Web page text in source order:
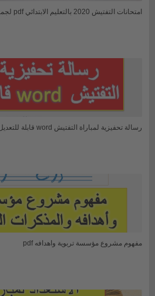
امتحانات التفتيش 2020 بالتعليم الابتدائي pdf لجميع المواد
رسالة تحفيزية لمباراة التفتيش word قابلة للتعديل
مفهوم مشروع مؤسسة تربوية واهدافه pdf